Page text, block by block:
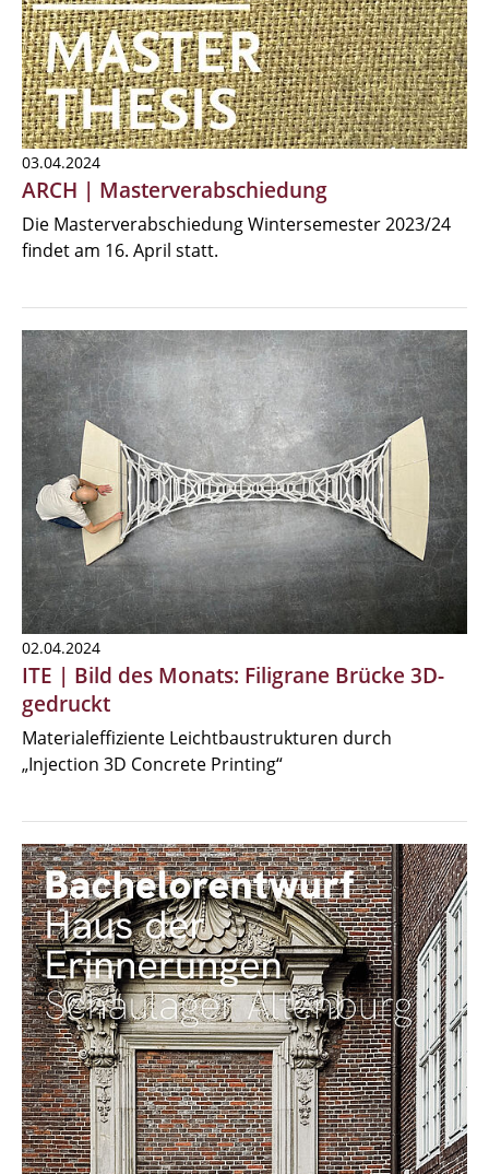
03.04.2024
ARCH | Masterverabschiedung
Die Masterverabschiedung Wintersemester 2023/24
findet am 16. April statt.
02.04.2024
ITE | Bild des Monats: Filigrane Brücke 3D-
gedruckt
Materialeffiziente Leichtbaustrukturen durch
„Injection 3D Concrete Printing“